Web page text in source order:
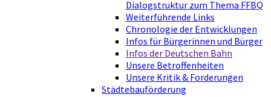
Dialogstruktur zum Thema FFBQ
Weiterführende Links
Chronologie der Entwicklungen
Infos für Bürgerinnen und Bürger
Infos der Deutschen Bahn
Unsere Betroffenheiten
Unsere Kritik & Forderungen
Städtebauförderung